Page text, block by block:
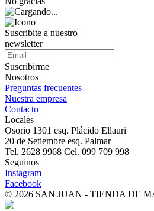
Suscribite a nuestro
newsletter
Suscribirme
Nosotros
Preguntas frecuentes
Nuestra empresa
Contacto
Locales
Osorio 1301 esq. Plácido Ellauri
20 de Setiembre esq. Palmar
Tel. 2628 9968 Cel. 099 709 998
Seguinos
Instagram
Facebook
© 2026 SAN JUAN - TIENDA DE